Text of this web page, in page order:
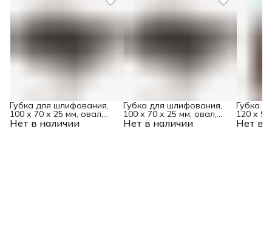
Нет в наличии
Губка для шлифования,
100 х 70 х 25 мм, овал,
твердая, P 100 Matrix Нет в наличии
Губка для шлифования,
100 х 70 х 25 мм, овал,
твердая, P 80 Matrix Нет в
Губка
120 х